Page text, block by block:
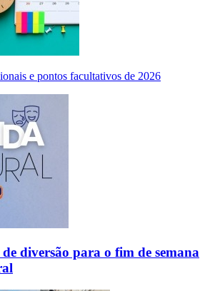
e pontos facultativos de 2026
diversão para o fim de semana